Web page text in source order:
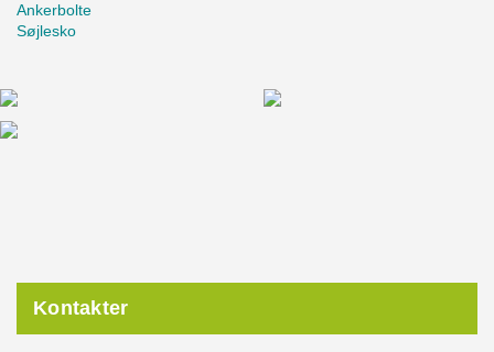
Ankerbolte
Søjlesko
Kontakter